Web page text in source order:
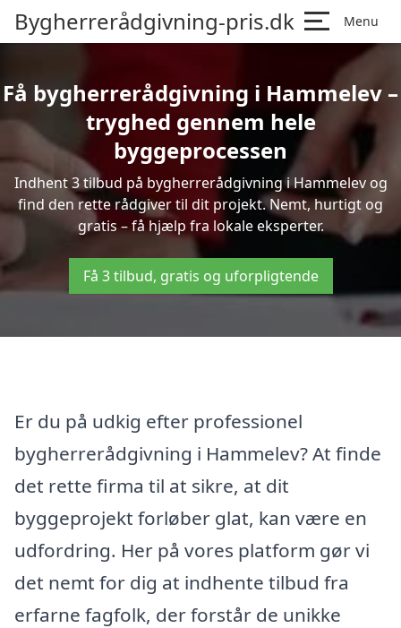
Bygherrerådgivning-pris.dk Menu
Få bygherrerådgivning i Hammelev –
tryghed gennem hele
byggeprocessen
Indhent 3 tilbud på bygherrerådgivning i Hammelev og
find den rette rådgiver til dit projekt. Nemt, hurtigt og
gratis – få hjælp fra lokale eksperter.
Få 3 tilbud, gratis og uforpligtende
Er du på udkig efter professionel
bygherrerådgivning i Hammelev? At finde
det rette firma til at sikre, at dit
byggeprojekt forløber glat, kan være en
udfordring. Her på vores platform gør vi
det nemt for dig at indhente tilbud fra
erfarne fagfolk, der forstår de unikke